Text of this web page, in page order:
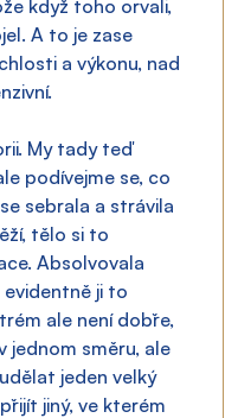
A to je zase
a výkonu, nad
My tady teď
podívejme se, co
sebrala a strávila
tělo si to
Absolvovala
ji to
ale není dobře,
jednom směru, ale
jeden velký
jiný, ve kterém